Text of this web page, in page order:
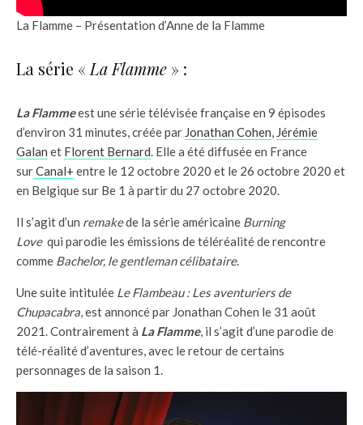
La Flamme – Présentation d’Anne de la Flamme
La série « La Flamme » :
La Flammeest une série télévisée française en 9 épisodes
d’environ 31 minutes, créée par Jonathan Cohen, Jérémie
Galan et Florent Bernard. Elle a été diffusée en France
surCanal+ entre le 12 octobre 2020 et le 26 octobre 2020 et
en Belgique sur Be 1 à partir du 27 octobre 2020.
Il s’agit d’un remakede la série américaine Burning
Love qui parodie les émissions de téléréalité de rencontre
comme Bachelor, le gentleman célibataire.
Une suite intitulée Le Flambeau : Les aventuriers de
Chupacabra, est annoncé par Jonathan Cohen le 31 août
2021. Contrairement à La Flamme, il s’agit d’une parodie de
télé-réalité d’aventures, avec le retour de certains
personnages de la saison 1.